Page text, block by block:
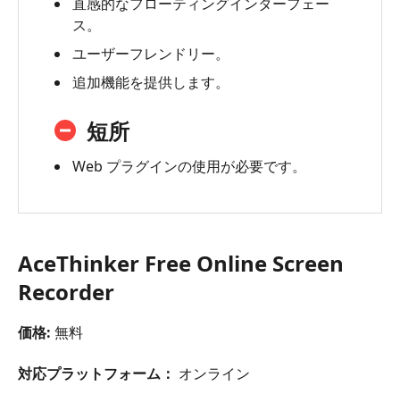
ス。
ユーザーフレンドリー。
追加機能を提供します。
短所
Web プラグインの使用が必要です。
AceThinker Free Online Screen
Recorder
価格: 無料
対応プラットフォーム： オンライン